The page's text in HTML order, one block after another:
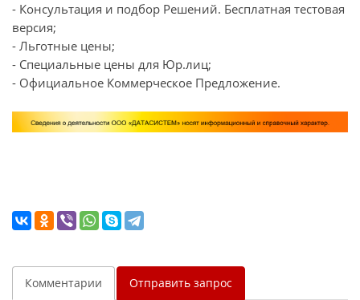
- Консультация и подбор Решений. Бесплатная тестовая
версия;
- Льготные цены;
- Специальные цены для Юр.лиц;
- Официальное Коммерческое Предложение.
Комментарии Отправить запрос